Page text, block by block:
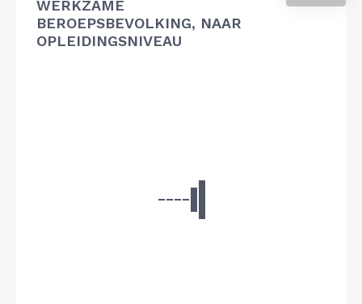
WERKZAME
BEROEPSBEVOLKING, NAAR
OPLEIDINGSNIVEAU